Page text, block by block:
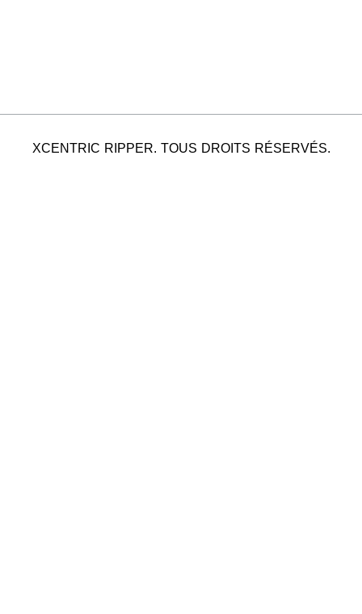
XCENTRIC RIPPER. TOUS DROITS RÉSERVÉS.